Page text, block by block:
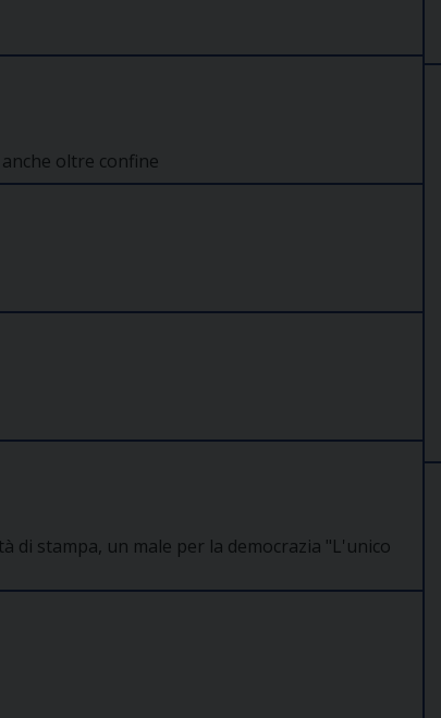
oltre confine
di stampa, un male per la democrazia "L'unico